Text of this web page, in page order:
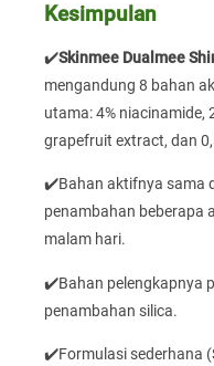
Kesimpulan
✔️Skinmee Dualmee
mengandung 8 bahan
utama: 4% niacinamide,
grapefruit extract, dan
✔️Bahan aktifnya sama
penambahan beberapa
malam hari.
✔️Bahan pelengkapnya
penambahan silica.
✔️Formulasi sederhana